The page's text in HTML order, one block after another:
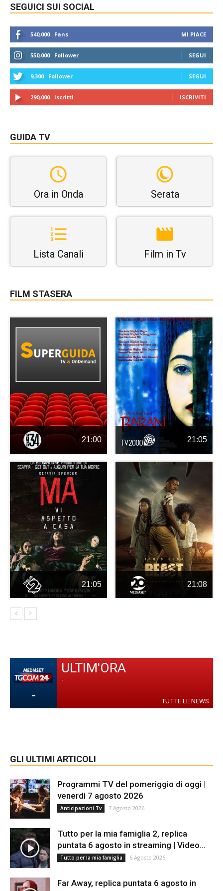
SEGUICI SUI SOCIAL
540,000 Fans MI PIACE
550,000 Follower SEGUI
9,300 Follower SEGUI
290,000 Iscritti ISCRIVITI
GUIDA TV
Ora in Onda Serata
Lista Canali Film in Tv
FILM STASERA
21:00 21:05
21:05 21:08
-
ULTIM'ORA
-
TUTTE LE NEWS
GLI ULTIMI ARTICOLI
Programmi TV del pomeriggio di oggi |
venerdì 7 agosto 2026
Anticipazioni Tv 7 Agosto 2026
Tutto per la mia famiglia 2, replica
puntata 6 agosto in streaming | Video...
Tutto per la mia famiglia 6 Agosto 2026
Far Away, replica puntata 6 agosto in